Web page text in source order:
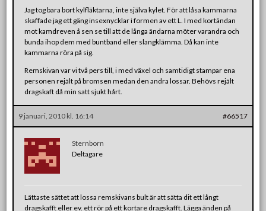
Jag tog bara bort kylfläktarna, inte själva kylet. För att låsa kammarna
skaffade jag ett gäng insexnycklar i formen av ett L. I med kortändan
mot kamdreven å sen se till att de långa ändarna möter varandra och
bunda ihop dem med buntband eller slangklämma. Då kan inte
kammarna röra på sig.
Remskivan var vi två pers till, i med växel och samtidigt stampar ena
personen rejält på bromsen medan den andra lossar. Behövs rejält
dragskaft då min satt sjukt hårt.
9 januari, 2010 kl. 16:14 #66517
Sternborn
Deltagare
Lättaste sättet att lossa remskivans bult är att sätta dit ett långt
dragskafft eller ev. ett rör på ett kortare dragskafft. Lägga änden på